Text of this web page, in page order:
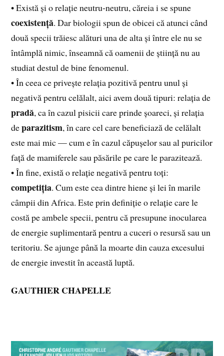
• Există și o relație neutru‑neutru, căreia i se spune
coexistență. Dar biologii spun de obicei că atunci când
două specii trăiesc alături una de alta și între ele nu se
întâmplă nimic, înseamnă că oamenii de știință nu au
studiat destul de bine fenomenul.
• În ceea ce privește relația pozitivă pentru unul și
negativă pentru celălalt, aici avem două tipuri: relația de
pradă, ca în cazul pisicii care prinde șoareci, și relația
deparazitism, în care cel care beneficiază de celălalt
este mai mic — cum e în cazul căpușelor sau al puricilor
față de mamiferele sau păsările pe care le parazitează.
• În fine, există o relație negativă pentru toți:
competiția. Cum este cea dintre hiene și lei în marile
câmpii din Africa. Este prin definiție o relație care le
costă pe ambele specii, pentru că presupune inocularea
de energie suplimentară pentru a cuceri o resursă sau un
teritoriu. Se ajunge până la moarte din cauza excesului
de energie investit în această luptă.
GAUTHIER CHAPELLE